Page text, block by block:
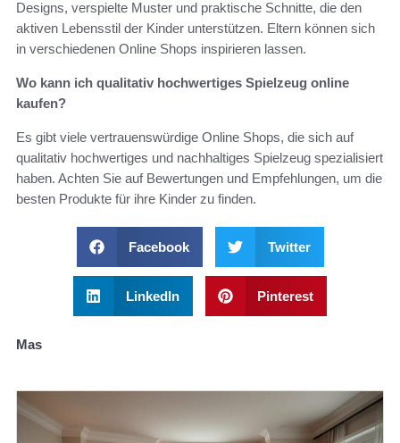
Designs, verspielte Muster und praktische Schnitte, die den
aktiven Lebensstil der Kinder unterstützen. Eltern können sich
in verschiedenen Online Shops inspirieren lassen.
Wo kann ich qualitativ hochwertiges Spielzeug online
kaufen?
Es gibt viele vertrauenswürdige Online Shops, die sich auf
qualitativ hochwertiges und nachhaltiges Spielzeug spezialisiert
haben. Achten Sie auf Bewertungen und Empfehlungen, um die
besten Produkte für ihre Kinder zu finden.
Facebook Twitter
LinkedIn Pinterest
Mas